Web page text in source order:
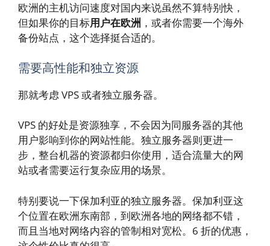
欧洲的主机访问速度对国内来说虽然不算特别快，
但如果你的目标用户在欧洲 ，或者你需要一个海外
备份站点，这个选择挺合适的。
需要高性能和独立资源
那就考虑 VPS 或者独立服务器。
VPS 的好处是资源独享，不会因为同服务器的其他
用户影响到你的网站性能。独立服务器则更进一
步，整台机器的资源都归你使用，适合流量大的网
站或者需要运行复杂应用的场景。
特别要说一下保加利亚的独立服务器。保加利亚这
个位置在欧洲东南部，到欧洲各地的网络都不错，
而且当地对网络内容的管制相对宽松。6 折的优惠，